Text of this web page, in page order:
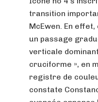
transition
McEwen. En
un passage
verticale
cruciforme », en
registre de
constate